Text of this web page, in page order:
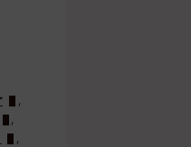
,
,
,